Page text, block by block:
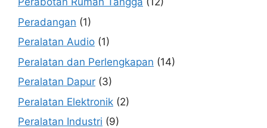
Peradangan (1)
Peralatan Audio (1)
Peralatan dan Perlengkapan (14)
Peralatan Dapur (3)
Peralatan Elektronik (2)
Peralatan Industri (9)